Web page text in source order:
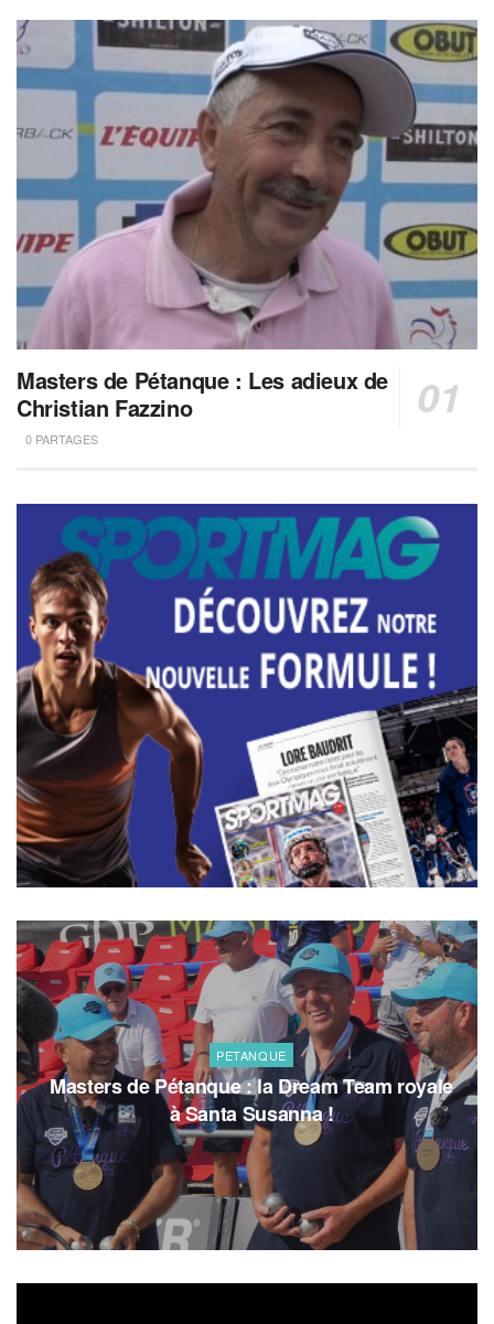
Masters de Pétanque : Les adieux de
Christian Fazzino
0 PARTAGES
PETANQUE
Masters de Pétanque : la Dream Team royale
à Santa Susanna !